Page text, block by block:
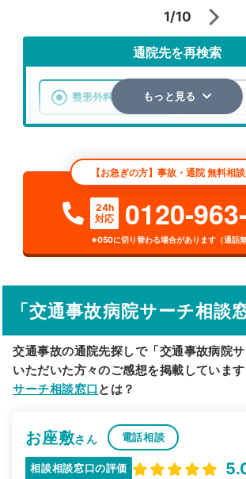
1/10
通院先を再検索
整形外科 整骨
検索する
詳細条件で絞り込む
その他の検索方法
駅から探す 院
もっと見る
【お急ぎの方】事故・通院 無料相
24h
対応
0120-
※050に切り替わる場合があります（通話無
「交通事故病院サーチ相談
交通事故の通院先探しで「交通事故病院
いただいた方々のご感想を掲載していま
サーチ相談窓口 とは？
お座敷さん 電話相談
相談相談窓口の評価